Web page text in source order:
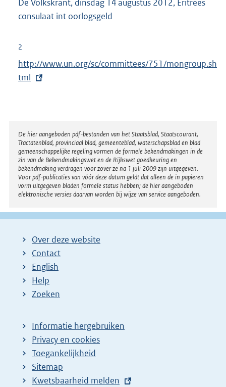
De Volkskrant, dinsdag 14 augustus 2012, Eritrees
consulaat int oorlogsgeld
2
E
x
n
e
l
i
n
k
:
http://www.un.org/sc/committees/751/mongroup.sh
tml
Disclaimer
De hier aangeboden pdf-bestanden van het Staatsblad, Staatscourant,
Tractatenblad, provinciaal blad, gemeenteblad, waterschapsblad en blad
gemeenschappelijke regeling vormen de formele bekendmakingen in de
zin van de Bekendmakingswet en de Rijkswet goedkeuring en
bekendmaking verdragen voor zover ze na 1 juli 2009 zijn uitgegeven.
Voor pdf-publicaties van vóór deze datum geldt dat alleen de in papieren
vorm uitgegeven bladen formele status hebben; de hier aangeboden
elektronische versies daarvan worden bij wijze van service aangeboden.
Over deze website
Contact
English
Help
Zoeken
Informatie hergebruiken
Privacy en cookies
Toegankelijkheid
Sitemap
E
Kwetsbaarheid melden